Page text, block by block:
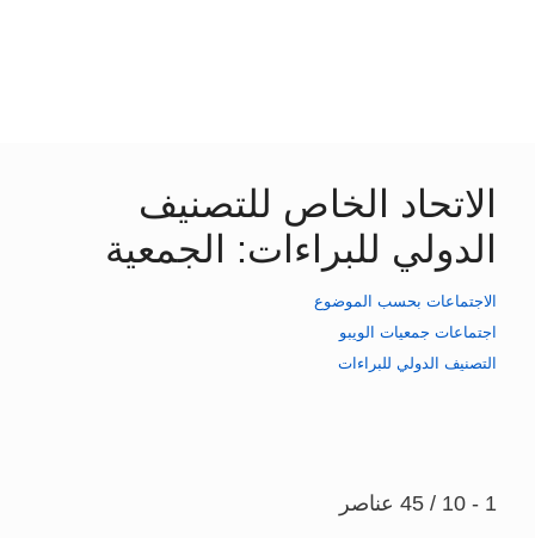
الاتحاد الخاص للتصنيف
الدولي للبراءات: الجمعية
الاجتماعات بحسب الموضوع
اجتماعات جمعيات الويبو
التصنيف الدولي للبراءات
1 - 10 / 45 عناصر